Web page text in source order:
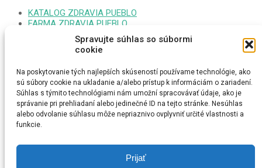
Spravujte súhlas so súbormi
cookie
Na poskytovanie tých najlepších skúseností používame technológie, ako
sú súbory cookie na ukladanie a/alebo prístup k informáciám o zariadení.
Súhlas s týmito technológiami nám umožní spracovávať údaje, ako je
správanie pri prehliadaní alebo jedinečné ID na tejto stránke. Nesúhlas
alebo odvolanie súhlasu môže nepriaznivo ovplyvniť určité vlastnosti a
funkcie.
Prijať
KATALOG ZDRAVIA PUEBLO
FARMA ZDRAVIA PUEBLO
FORUM EZOTERIKA DARINA
MONITOR GOOPLEX SASA
FORUM ZDRAVIA DARINA
MEDITÁCIA SAŠA PUEBLO
EZOTERICI NA MAPE
MEDITAČNÁ TURISTIKA
ESOTERIKA MAGNUM CZ
ONLINE RADIO REIKI
VYSTAVA SLNOVRAT
SPIRITUAL REIKI THERAPY